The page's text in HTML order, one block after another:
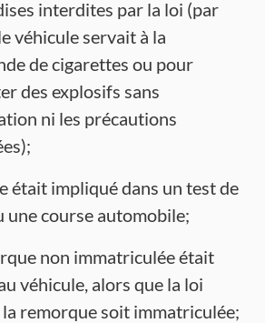
interdites par la loi (par
véhicule servait à la
de cigarettes ou pour
des explosifs sans
ni les précautions
était impliqué dans un test de
une course automobile;
non immatriculée était
véhicule, alors que la loi
la remorque soit immatriculée;